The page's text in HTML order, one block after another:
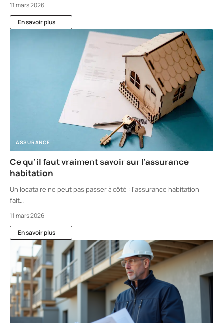
11 mars 2026
En savoir plus
ASSURANCE
Ce qu’il faut vraiment savoir sur l’assurance
habitation
Un locataire ne peut pas passer à côté : l'assurance habitation
fait…
11 mars 2026
En savoir plus